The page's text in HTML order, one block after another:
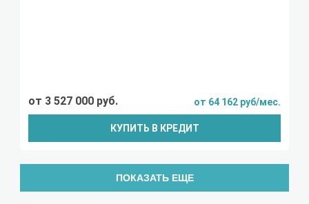
от 3 527 000 руб. от 64 162 руб/мес.
КУПИТЬ В КРЕДИТ
ПОКАЗАТЬ ЕЩЕ